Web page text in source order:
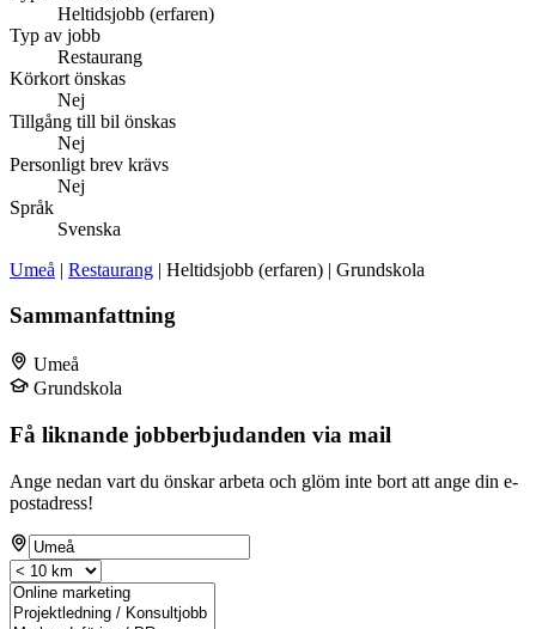
Heltidsjobb (erfaren)
Typ av jobb
Restaurang
Körkort önskas
Nej
Tillgång till bil önskas
Nej
Personligt brev krävs
Nej
Språk
Svenska
Umeå | Restaurang | Heltidsjobb (erfaren) | Grundskola
Sammanfattning
Umeå
Grundskola
Få liknande jobberbjudanden via mail
Ange nedan vart du önskar arbeta och glöm inte bort att ange din e-
postadress!